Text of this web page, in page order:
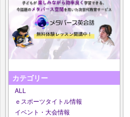
カテゴリー
ALL
ｅスポーツタイトル情報
イベント・大会情報